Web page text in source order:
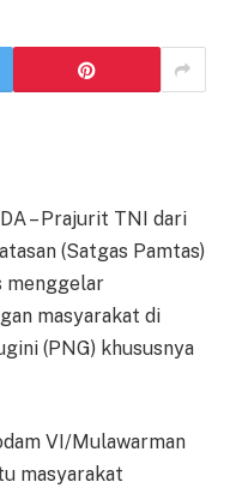
– Prajurit TNI dari
(Satgas Pamtas)
menggelar
masyarakat di
(PNG) khususnya
VI/Mulawarman
masyarakat